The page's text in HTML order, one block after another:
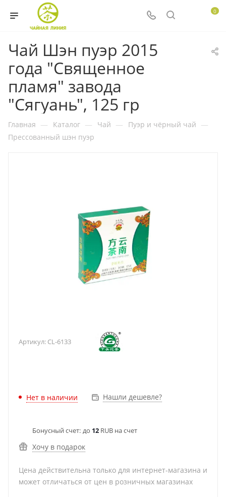
0
Чай Шэн пуэр 2015
года "Священное
пламя" завода
"Сягуань", 125 гр
Главная — Каталог — Чай — Пуэр и чёрный чай —
Прессованный шэн пуэр
Артикул: CL-6133
Нет в наличии Нашли дешевле?
Бонусный счет: до 12 RUB на счет
Хочу в подарок
Цена действительна только для интернет-магазина и
может отличаться от цен в розничных магазинах